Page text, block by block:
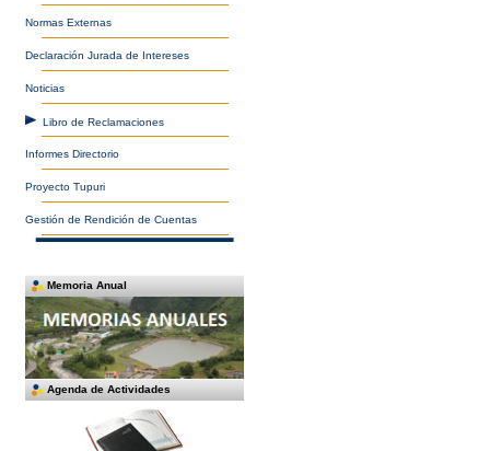
Normas Externas
Declaración Jurada de Intereses
Noticias
Libro de Reclamaciones
Informes Directorio
Proyecto Tupuri
Gestión de Rendición de Cuentas
Memoria Anual
Agenda de Actividades